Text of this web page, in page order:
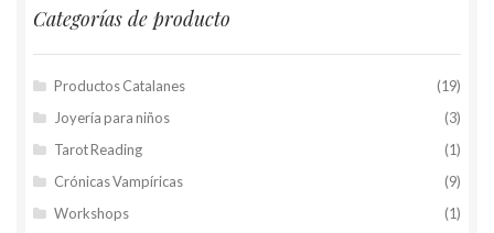
Categorías de producto
Productos Catalanes
(19)
Joyería para niños
(3)
Tarot Reading
(1)
Crónicas Vampíricas
(9)
Workshops
(1)